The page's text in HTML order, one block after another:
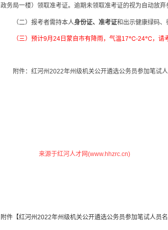
政务局一楼） 领取准考证。逾期未领取准考证的视为自动放弃
（二）报考者需持本人身份证、准考证和出示健康绿码、
（三）预计9月24日蒙自市有降雨，气温17℃-24℃，请
附件： 红河州2022年州级机关公开遴选公务员参加笔试
来源于红河人才网(www.hhzrc.cn)
附件【红河州2022年州级机关公开遴选公务员参加笔试人员